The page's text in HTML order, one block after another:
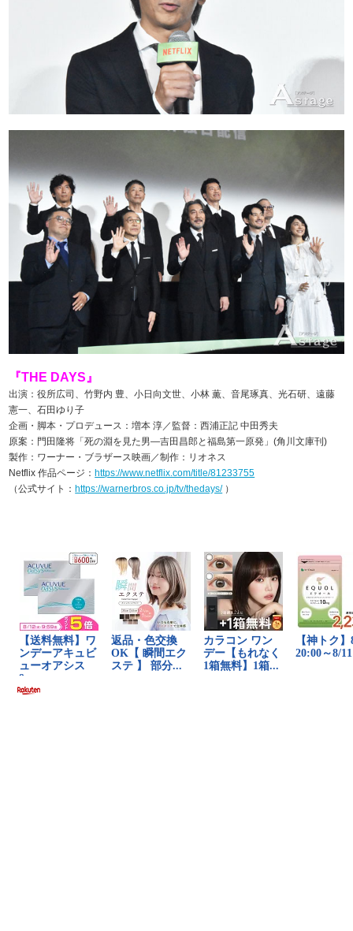
『THE DAYS』
出演：役所広司、竹野内 豊、小日向文世、小林 薫、音尾琢真、光石研、遠藤
憲一、石田ゆり子
企画・脚本・プロデュース：増本 淳／監督：西浦正記 中田秀夫
原案：門田隆将「死の淵を見た男―吉田昌郎と福島第一原発」(角川文庫刊)
製作：ワーナー・ブラザース映画／制作：リオネス
Netflix 作品ページ： https://www.netflix.com/title/81233755
（公式サイト： https://warnerbros.co.jp/tv/thedays/）